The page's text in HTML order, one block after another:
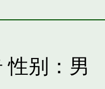
性别：男